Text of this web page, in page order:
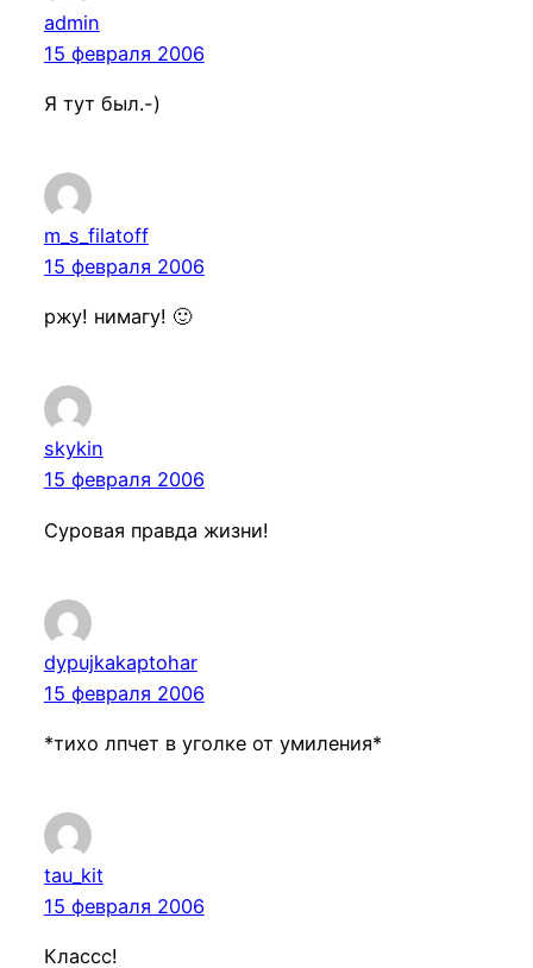
admin
15 февраля 2006
Я тут был.-)
m_s_filatoff
15 февраля 2006
ржу! нимагу! 🙂
skykin
15 февраля 2006
Суровая правда жизни!
dypujkakaptohar
15 февраля 2006
*тихо лпчет в уголке от умиления*
tau_kit
15 февраля 2006
Классс!